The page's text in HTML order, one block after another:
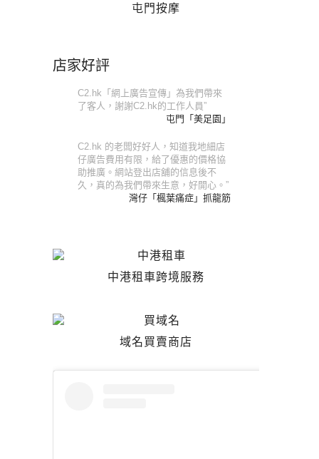
屯門按摩
店家好評
C2.hk「網上廣告宣傳」為我們帶來
了客人，謝謝C2.hk的工作人員”
屯門「美足園」
C2.hk 的老闆好好人，知道我地細店
仔廣告費用有限，給了優惠的價格協
助推廣。網站登出店舖的信息後不
久，真的為我們帶來生意，好開心。”
灣仔「楓葉痛症」抓龍筋
中港租車跨境服務
域名買賣商店